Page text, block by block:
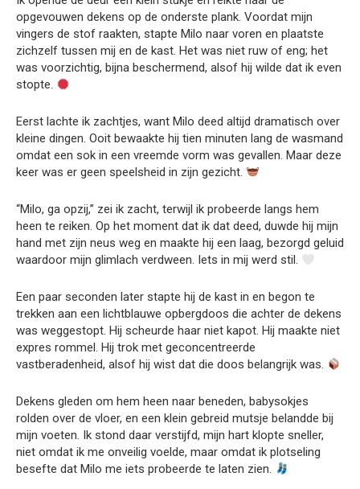
opgevouwen dekens op de onderste plank. Voordat mijn
vingers de stof raakten, stapte Milo naar voren en plaatste
zichzelf tussen mij en de kast. Het was niet ruw of eng; het
was voorzichtig, bijna beschermend, alsof hij wilde dat ik even
stopte.
Eerst lachte ik zachtjes, want Milo deed altijd dramatisch over
kleine dingen. Ooit bewaakte hij tien minuten lang de wasmand
omdat een sok in een vreemde vorm was gevallen. Maar deze
keer was er geen speelsheid in zijn gezicht.
“Milo, ga opzij,” zei ik zacht, terwijl ik probeerde langs hem
heen te reiken. Op het moment dat ik dat deed, duwde hij mijn
hand met zijn neus weg en maakte hij een laag, bezorgd geluid
waardoor mijn glimlach verdween. Iets in mij werd stil.
Een paar seconden later stapte hij de kast in en begon te
trekken aan een lichtblauwe opbergdoos die achter de dekens
was weggestopt. Hij scheurde haar niet kapot. Hij maakte niet
expres rommel. Hij trok met geconcentreerde
vastberadenheid, alsof hij wist dat die doos belangrijk was.
Dekens gleden om hem heen naar beneden, babysokjes
rolden over de vloer, en een klein gebreid mutsje belandde bij
mijn voeten. Ik stond daar verstijfd, mijn hart klopte sneller,
niet omdat ik me onveilig voelde, maar omdat ik plotseling
besefte dat Milo me iets probeerde te laten zien.